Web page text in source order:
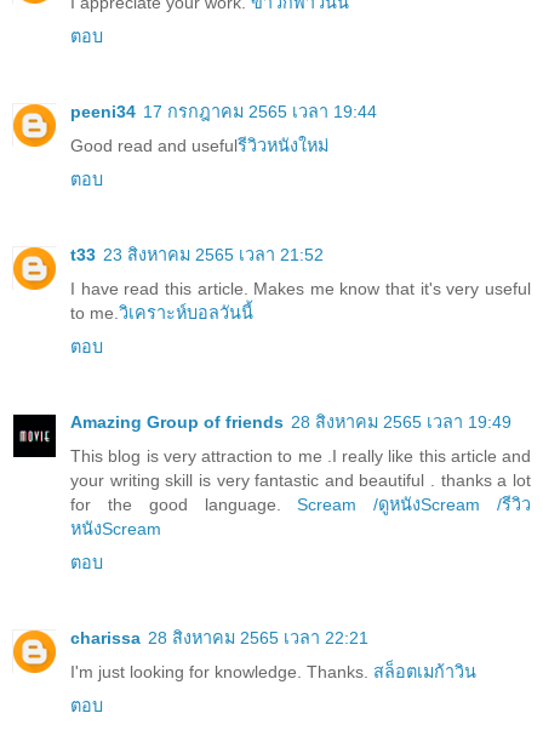
ตอบ
peeni34 17 กรกฎาคม 2565 เวลา 19:44
Good read and usefulรีวิวหนังใหม่
ตอบ
t33 23 สิงหาคม 2565 เวลา 21:52
I have read this article. Makes me know that it's very useful
to me. วิเคราะห์บอลวันนี้
ตอบ
Amazing Group of friends 28 สิงหาคม 2565 เวลา 19:49
This blog is very attraction to me .I really like this article and
your writing skill is very fantastic and beautiful . thanks a lot
for the good language.Scream /ดูหนังScream /รีวิว
หนังScream
ตอบ
charissa 28 สิงหาคม 2565 เวลา 22:21
I'm just looking for knowledge. Thanks. สล็อตเมก้าวิน
ตอบ